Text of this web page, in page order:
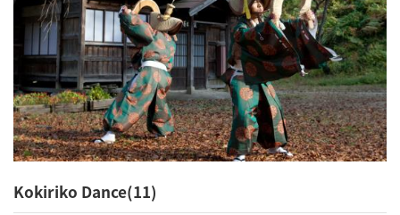
Kokiriko Dance(11)